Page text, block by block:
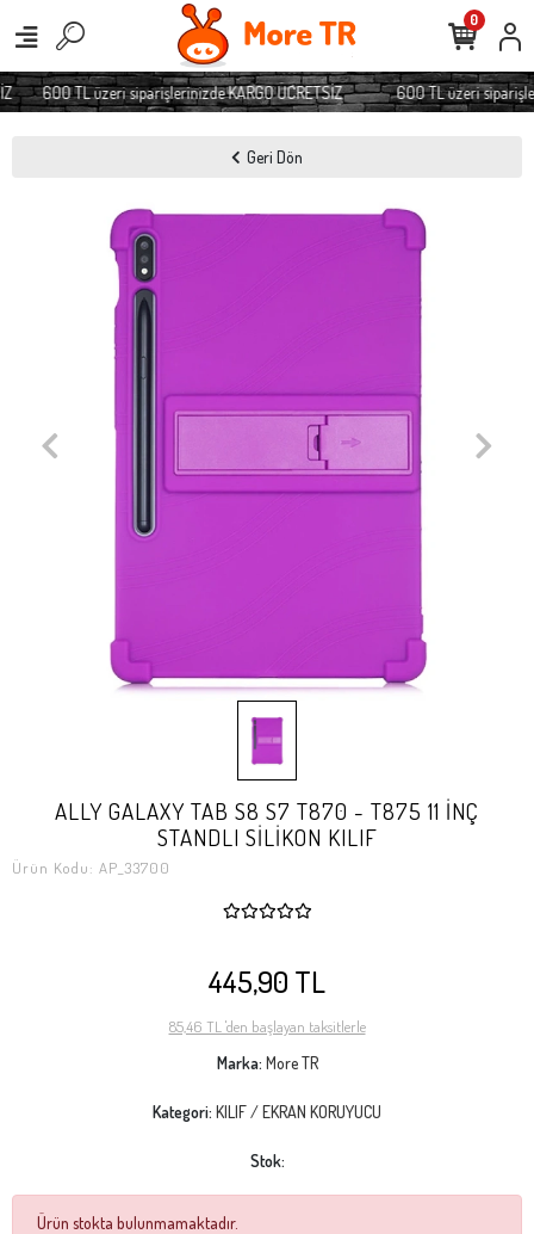
600 TL üzeri siparişlerinizde KARGO ÜCRETSİZ 600 TL üzeri
0
Geri Dön
ALLY GALAXY TAB S8 S7 T870 - T875 11 İNÇ
STANDLI SİLİKON KILIF
Ürün Kodu: AP_33700
445,90 TL
85,46 TL 'den başlayan taksitlerle
Marka: More TR
Kategori: KILIF / EKRAN KORUYUCU
Stok:
Ürün stokta bulunmamaktadır.